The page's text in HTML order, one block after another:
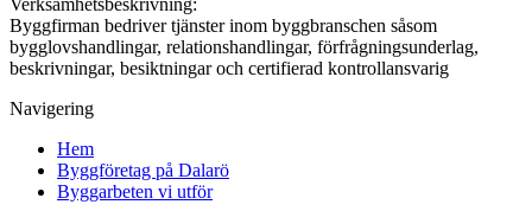
Verksamhetsbeskrivning:
Byggfirman bedriver tjänster inom byggbranschen såsom
bygglovshandlingar, relationshandlingar, förfrågningsunderlag,
beskrivningar, besiktningar och certifierad kontrollansvarig
Navigering
Hem
Byggföretag på Dalarö
Byggarbeten vi utför